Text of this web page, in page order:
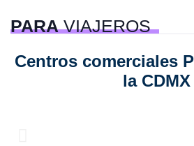
PARAVIAJEROS
Centros comerciales
la CDMX